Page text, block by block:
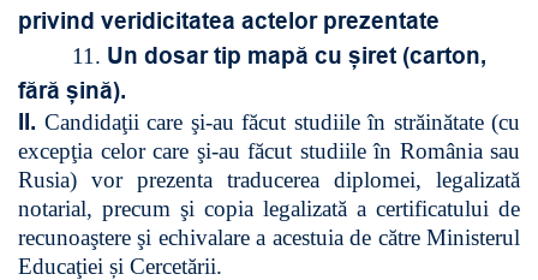
privind veridicitatea actelor prezentate
11. Un dosar tip mapă cu șiret (carton,
fără șină).
II. Candidaţii care şi-au făcut studiile în străinătate (cu
excepţia celor care şi-au făcut studiile în România sau
Rusia) vor prezenta traducerea diplomei, legalizată
notarial, precum şi copia legalizată a certificatului de
recunoaştere şi echivalare a acestuia de către Ministerul
Educaţiei și Cercetării.